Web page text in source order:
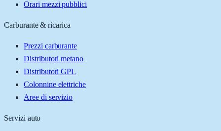
Orari mezzi pubblici
Carburante & ricarica
Prezzi carburante
Distributori metano
Distributori GPL
Colonnine elettriche
Aree di servizio
Servizi auto